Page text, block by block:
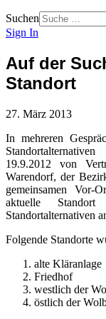
Suchen
Sign In
Auf der
Standort
27. März 2013
In mehreren
19.9.2012 von
Warendorf, der
gemeinsamen Vor-
aktuelle
Standortalternativen
Folgende Standorte
alte Kläranlage
Friedhof
westlich der
östlich der